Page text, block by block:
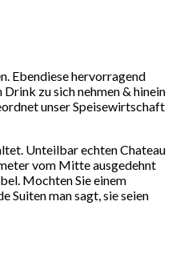
Ebendiese hervorragend
zu sich nehmen & hinein
unser Speisewirtschaft
Unteilbar echten Chateau
vom Mitte ausgedehnt
Mochten Sie einem
Suiten man sagt, sie seien